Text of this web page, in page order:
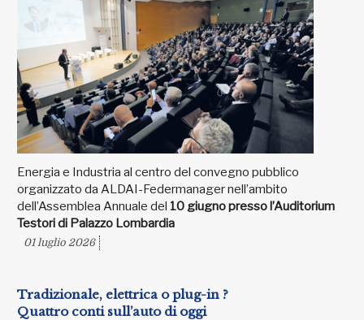
Energia e Industria al centro del convegno pubblico
organizzato da ALDAI-Federmanager nell’ambito
dell’Assemblea Annuale del 10 giugno presso l’Auditorium
Testori di Palazzo Lombardia
01 luglio 2026
Tradizionale, elettrica o plug-in ?
Quattro conti sull’auto di oggi